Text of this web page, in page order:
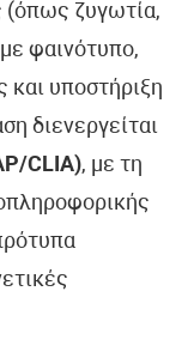
(όπως ζυγωτία,
φαινότυπο,
υποστήριξη
διενεργείται
CLIA), με τη